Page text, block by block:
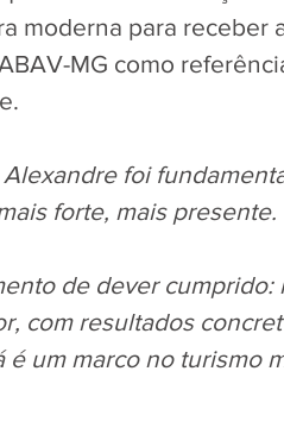
moderna para receber
MG como
Alexandre foi
forte, mais presente.
de dever
com resultados
é um marco no turismo